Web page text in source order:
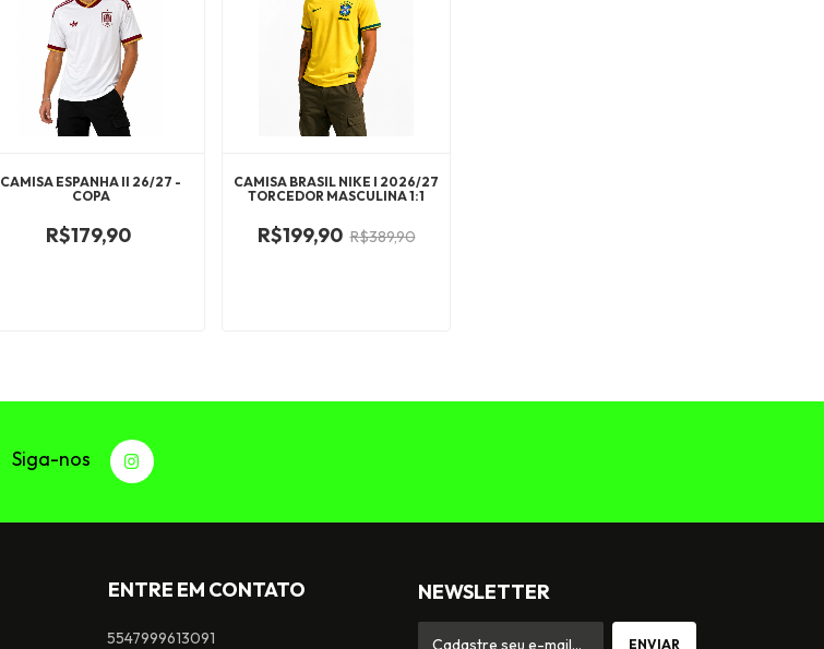
CAMISA ESPANHA II 26/27 -
COPA
R$179,90
CAMISA BRASIL NIKE I 2026/27
TORCEDOR MASCULINA 1:1
R$199,90 R$389,90
ENTRE EM CONTATO
5547999613091
NEWSLETTER